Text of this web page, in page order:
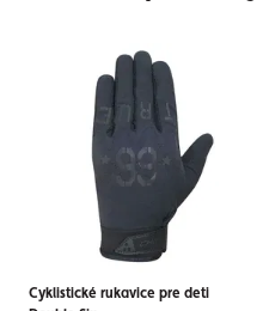
Cyklistické rukavice pre deti